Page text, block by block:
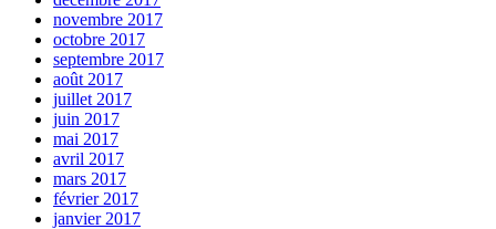
novembre 2017
octobre 2017
septembre 2017
août 2017
juillet 2017
juin 2017
mai 2017
avril 2017
mars 2017
février 2017
janvier 2017